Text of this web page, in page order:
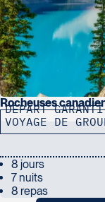
DÉPART GARANTI
Rocheuses
VOYAGE DE
8 jours
7 nuits
8 repas